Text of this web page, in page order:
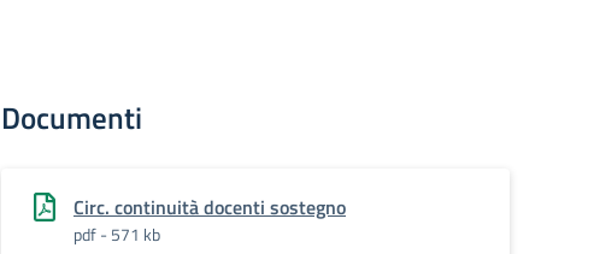
Documenti
Circ. continuità docenti sostegno
pdf - 571 kb